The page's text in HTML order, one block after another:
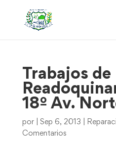
Trabajos de
18º Av.
por Sep 6, 2013
Comentarios